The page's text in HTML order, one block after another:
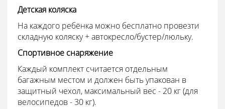
Детская коляска
На каждого ребёнка можно бесплатно провезти
складную коляску + автокресло/бустер/люльку.
Спортивное снаряжение
Каждый комплект считается отдельным
багажным местом и должен быть упакован в
защитный чехол, максимальный вес - 20 кг (для
велосипедов - 30 кг).